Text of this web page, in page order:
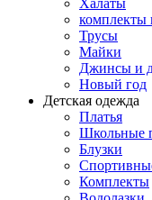
Халаты
комплекты
Трусы
Майки
Джинсы и
Новый год
Детская одежда
Платья
Школьные
Блузки
Комплекты